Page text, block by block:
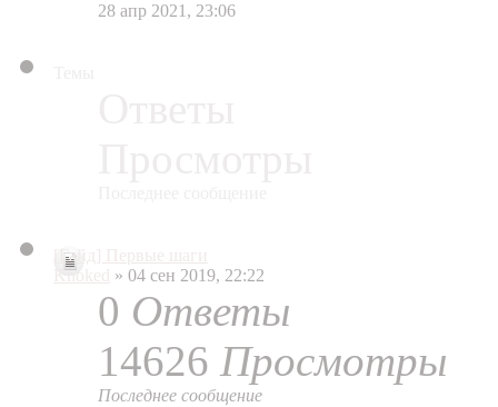
28 апр 2021, 23:06
[Гайд] Первые шаги
Knoked
» 04 сен 2019, 22:22
0 Ответы
14626 Просмотры
Последнее сообщение